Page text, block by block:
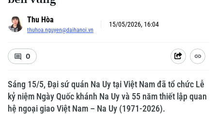
Thu Hòa
thuhoa.nguyen@daihanoi.vn
15/05/2026, 16:04
0
Sáng 15/5, Đại sứ quán Na Uy tại Việt Nam đã tổ chức Lễ
kỷ niệm Ngày Quốc khánh Na Uy và 55 năm thiết lập quan
hệ ngoại giao Việt Nam – Na Uy (1971-2026).